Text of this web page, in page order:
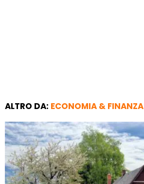
ALTRO DA: ECONOMIA & FINANZA